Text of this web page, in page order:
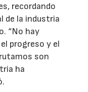
recordando
de la industria
“No hay
progreso y el
son
ha